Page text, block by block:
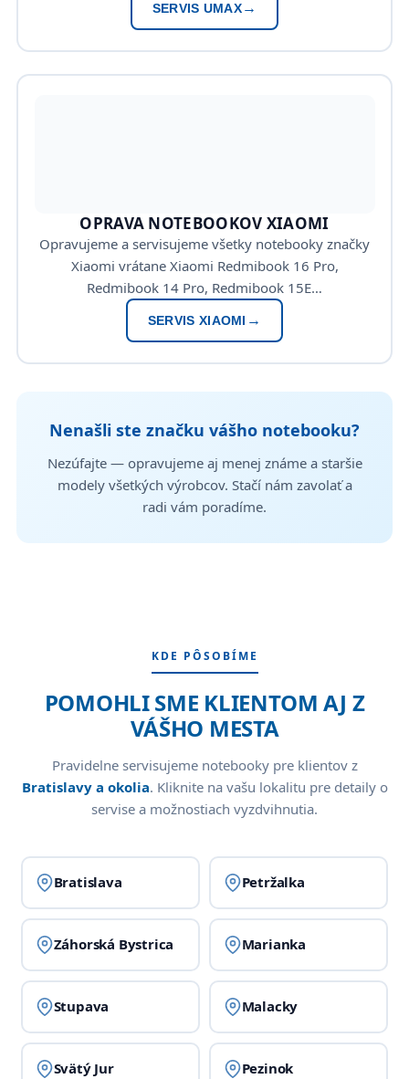
SERVIS UMAX
OPRAVA NOTEBOOKOV XIAOMI
Opravujeme a servisujeme všetky notebooky značky
Xiaomi vrátane Xiaomi Redmibook 16 Pro,
Redmibook 14 Pro, Redmibook 15E…
SERVIS XIAOMI
Nenašli ste značku vášho notebooku?
Nezúfajte — opravujeme aj menej známe a staršie
modely všetkých výrobcov. Stačí nám zavolať a
radi vám poradíme.
KDE PÔSOBÍME
POMOHLI SME KLIENTOM AJ Z
VÁŠHO MESTA
Pravidelne servisujeme notebooky pre klientov z
Bratislavy a okolia. Kliknite na vašu lokalitu pre detaily o
servise a možnostiach vyzdvihnutia.
Bratislava Petržalka
Záhorská Bystrica Marianka
Stupava Malacky
Svätý Jur Pezinok